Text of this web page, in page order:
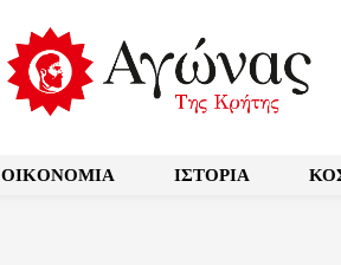
OIKONOMIA ΙΣΤΟΡΙΑ